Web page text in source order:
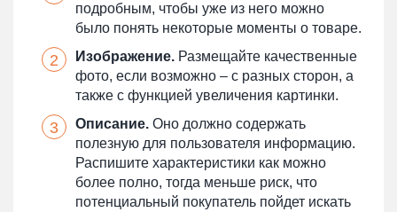
подробным, чтобы уже из него можно
было понять некоторые моменты о товаре.
Изображение. Размещайте качественные
фото, если возможно – с разных сторон, а
также с функцией увеличения картинки.
Описание. Оно должно содержать
полезную для пользователя информацию.
Распишите характеристики как можно
более полно, тогда меньше риск, что
потенциальный покупатель пойдет искать